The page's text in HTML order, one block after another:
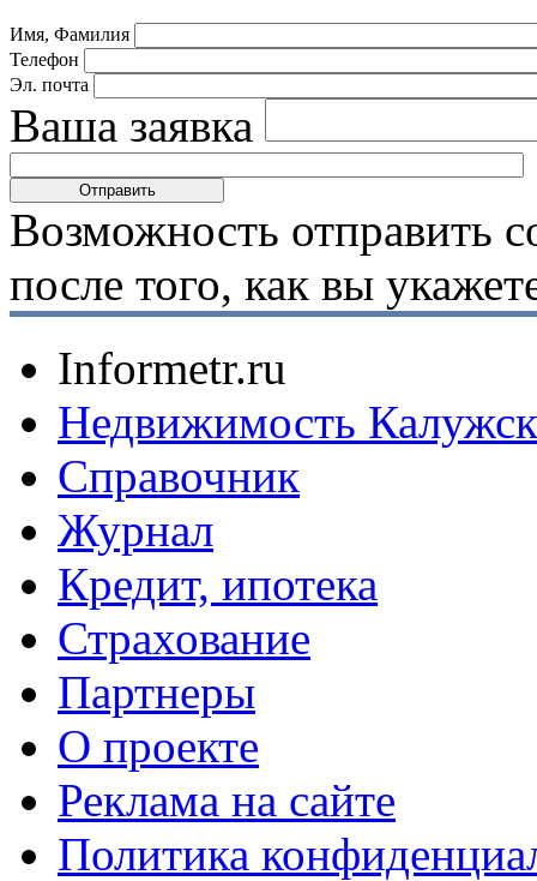
Имя, Фамилия
Телефон
Эл. почта
Ваша заявка
Возможность отправить
после того, как вы
Informetr.ru
Недвижимость
Справочник
Журнал
Кредит, ипотека
Страхование
Партнеры
O проекте
Реклама на сайте
Политика